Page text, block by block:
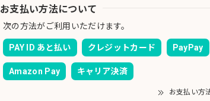
お支払い方法について
次の方法がご利用いただけます。
PAY ID あと払い クレジットカード PayPay
Amazon Pay キャリア決済
お支払い方